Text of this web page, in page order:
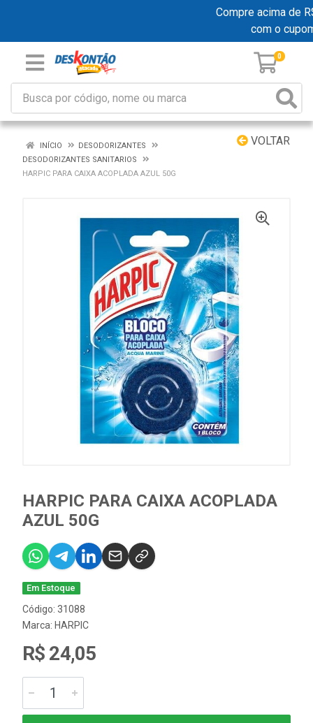
Compre acima de
com o
0
VOLTAR
INÍCIO
DESODORIZANTES
DESODORIZANTES SANITARIOS
HARPIC PARA CAIXA ACOPLADA AZUL 50G
HARPIC PARA CAIXA ACOPLADA
AZUL 50G
Em Estoque
Código: 31088
Marca: HARPIC
R$ 24,05